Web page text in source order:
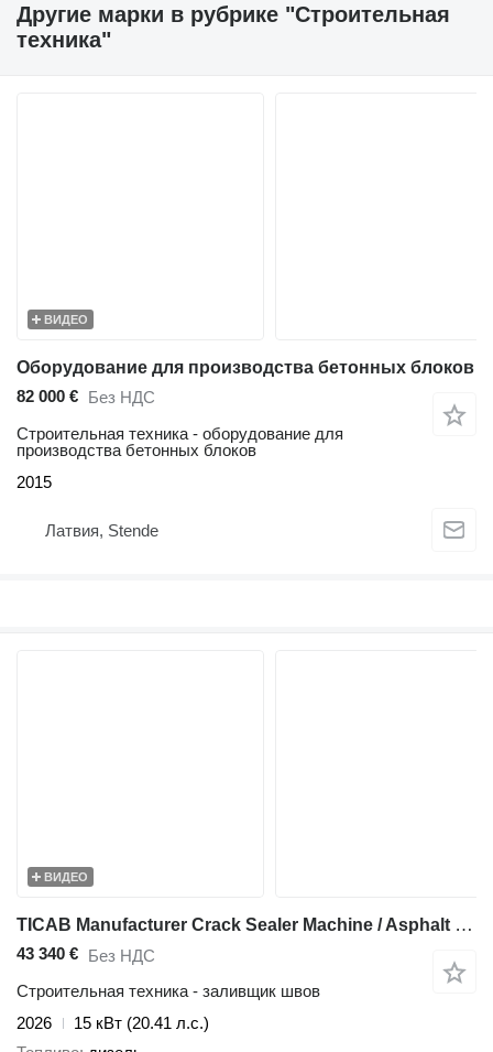
Другие марки в рубрике "Строительная
техника"
ВИДЕО
Оборудование для производства бетонных блоков
82 000 € Без НДС
Строительная техника - оборудование для
производства бетонных блоков
2015
Латвия, Stende
ВИДЕО
TICAB Manufacturer Crack Sealer Machine / Asphalt Crack Filler
43 340 € Без НДС
Строительная техника - заливщик швов
2026
15 кВт (20.41 л.с.)